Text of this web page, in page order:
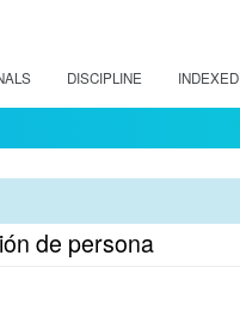
DISCIPLINE INDEXED
de persona